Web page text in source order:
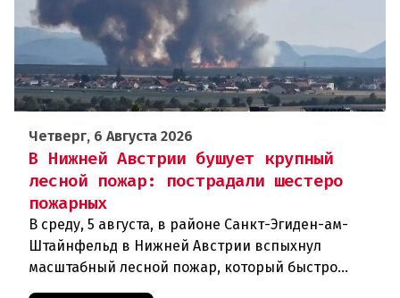
Четверг, 6 Августа 2026
В Нижней Австрии бушует крупный
лесной пожар: пострадали шестеро
пожарных
В среду, 5 августа, в районе Санкт-Эгиден-ам-
Штайнфельд в Нижней Австрии вспыхнул
масштабный лесной пожар, который быстро